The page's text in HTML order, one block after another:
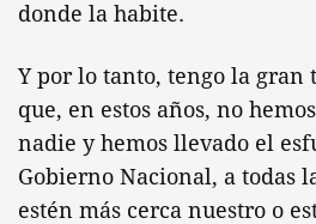
donde la habite.
Y por lo tanto, tengo la
que, en estos años, no
nadie y hemos llevado el
Gobierno Nacional, a todas
estén más cerca nuestro o